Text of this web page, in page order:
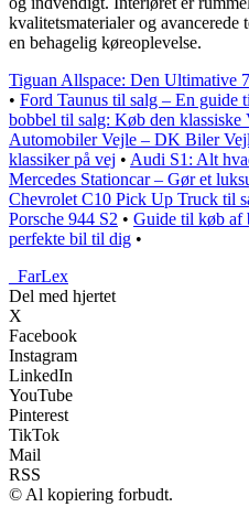
kvalitetsmaterialer og
en behagelig køreoplevelse.
Tiguan Allspace: Den Ultimative
• Ford Taunus til salg – En guide
bobbel til salg: Køb den
Automobiler Vejle – DK Biler
klassiker på vej • Audi S1: Alt
Mercedes Stationcar – Gør et
Chevrolet C10 Pick Up Truck til
Porsche 944 S2 • Guide til køb af
perfekte bil til dig •
FarLex
Del med hjertet
X
Facebook
Instagram
LinkedIn
YouTube
Pinterest
TikTok
Mail
RSS
© Al kopiering forbudt.